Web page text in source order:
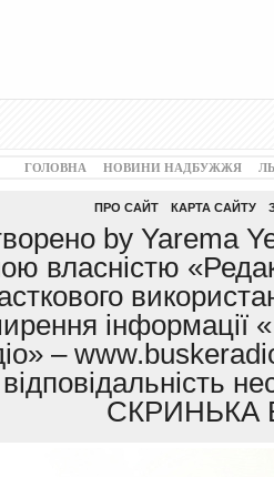
ГОЛОВНА НОВИНИ НАДБУЖЖЯ
ПРО САЙТ КАРТА САЙТУ
by Yarema
власністю
інформації
–
СКРИНЬКА